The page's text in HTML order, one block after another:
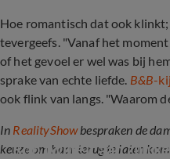
Hoe romantisch dat ook
tevergeefs. "Vanaf het
of het gevoel er wel was bij
sprake van echte liefde. B&B-
ook flink van langs. "Waarom
In RealityShowbespraken de
keuze om haar terug te laten
Rob twijfelt aan zijn